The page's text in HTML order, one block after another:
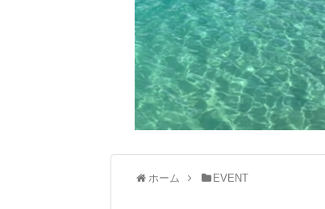
ホーム EVENT